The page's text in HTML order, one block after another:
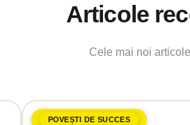
Articole
Cele mai noi
POVEȘTI DE SUCCES